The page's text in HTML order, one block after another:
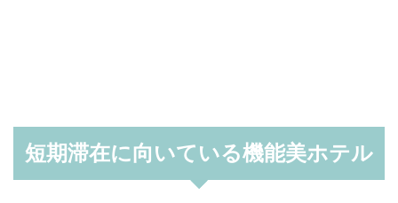
短期滞在に向いている機能美ホテル